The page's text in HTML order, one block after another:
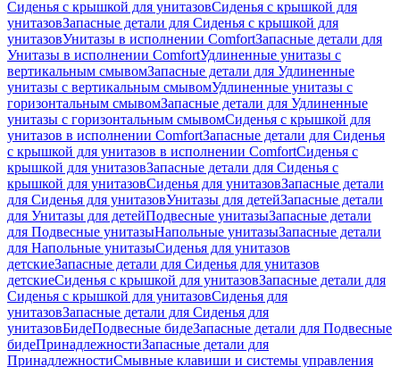
Сиденья с крышкой для унитазовСиденья с крышкой для
унитазовЗапасные детали для Сиденья с крышкой для
унитазовУнитазы в исполнении ComfortЗапасные детали для
Унитазы в исполнении ComfortУдлиненные унитазы с
вертикальным смывомЗапасные детали для Удлиненные
унитазы с вертикальным смывомУдлиненные унитазы с
горизонтальным смывомЗапасные детали для Удлиненные
унитазы с горизонтальным смывомСиденья с крышкой для
унитазов в исполнении ComfortЗапасные детали для Сиденья
с крышкой для унитазов в исполнении ComfortСиденья с
крышкой для унитазовЗапасные детали для Сиденья с
крышкой для унитазовСиденья для унитазовЗапасные детали
для Сиденья для унитазовУнитазы для детейЗапасные детали
для Унитазы для детейПодвесные унитазыЗапасные детали
для Подвесные унитазыНапольные унитазыЗапасные детали
для Напольные унитазыСиденья для унитазов
детскиеЗапасные детали для Сиденья для унитазов
детскиеСиденья с крышкой для унитазовЗапасные детали для
Сиденья с крышкой для унитазовСиденья для
унитазовЗапасные детали для Сиденья для
унитазовБидеПодвесные бидеЗапасные детали для Подвесные
бидеПринадлежностиЗапасные детали для
ПринадлежностиСмывные клавиши и системы управления